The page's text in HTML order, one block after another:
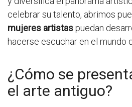
celebrar su talento, abrimos
mujeres artistaspuedan
hacerse escuchar en el mundo
¿Cómo se
el arte antiguo?